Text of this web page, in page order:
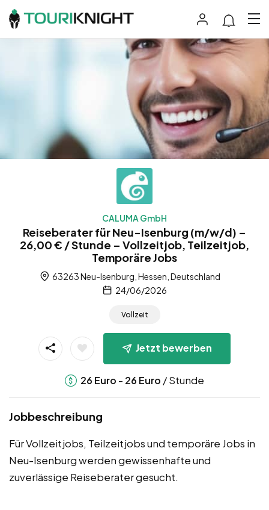
CALUMA GmbH
Reiseberater für Neu-Isenburg (m/w/d) –
26,00 € / Stunde – Vollzeitjob, Teilzeitjob,
Temporäre Jobs
63263 Neu-Isenburg, Hessen, Deutschland
24/06/2026
Vollzeit
Jetzt bewerben
26 Euro - 26 Euro / Stunde
Jobbeschreibung
Für Vollzeitjobs, Teilzeitjobs und temporäre Jobs in
Neu-Isenburg werden gewissenhafte und
zuverlässige Reiseberater gesucht.